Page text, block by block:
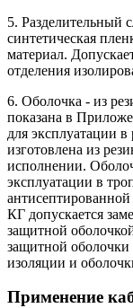
5. Разделительный
синтетическая
материал.
отделения
6. Оболочка - из
показана в
для эксплуатации
изготовлена из
исполнении.
эксплуатации в
КГ допускается
защитной
защитной
изоляции и
Применение